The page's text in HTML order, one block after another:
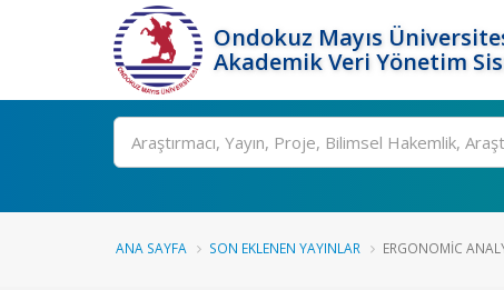
Ondokuz Mayıs
Akademik Veri Yönetim
Ara
ANA SAYFA SON EKLENEN YAYINLAR ERGONOMIC